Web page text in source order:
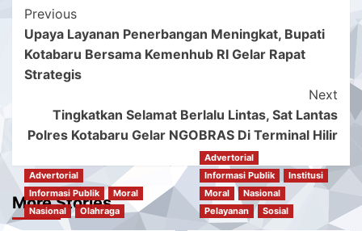
Post
Navigation
Previous
Upaya Layanan Penerbangan Meningkat, Bupati
Kotabaru Bersama Kemenhub RI Gelar Rapat
Strategis
Next
Tingkatkan Selamat Berlalu Lintas, Sat Lantas
Polres Kotabaru Gelar NGOBRAS Di Terminal Hilir
More Stories
Advertorial
Informasi Publik
Moral
Nasional
Olahraga
Advertorial
Informasi Publik
Institusi
Moral
Nasional
Pelayanan
Sosial